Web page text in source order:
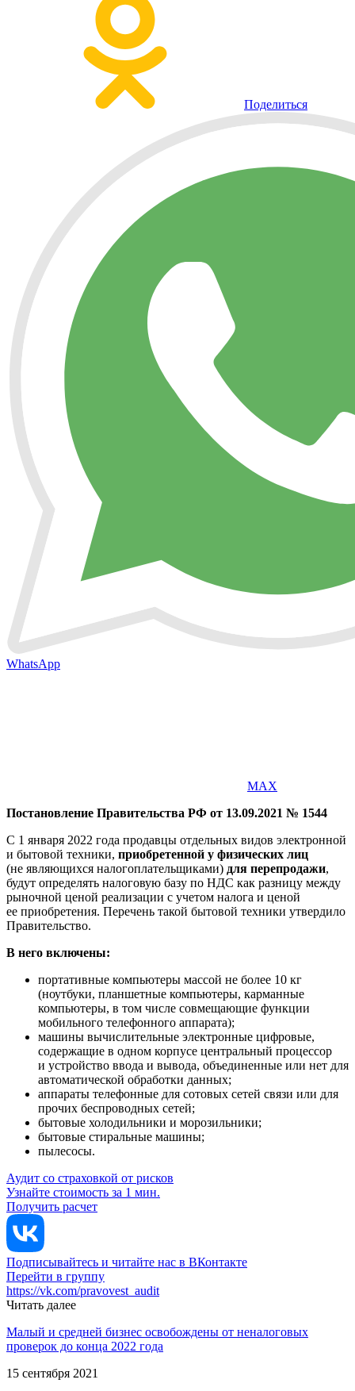
Поделиться
WhatsApp
MAX
Постановление Правительства РФ от 13.09.2021 № 1544
С 1 января 2022 года продавцы отдельных видов электронной
и бытовой техники, приобретенной у физических лиц
(не являющихся налогоплательщиками) для перепродажи,
будут определять налоговую базу по НДС как разницу между
рыночной ценой реализации с учетом налога и ценой
ее приобретения. Перечень такой бытовой техники утвердило
Правительство.
В него включены:
портативные компьютеры массой не более 10 кг
(ноутбуки, планшетные компьютеры, карманные
компьютеры, в том числе совмещающие функции
мобильного телефонного аппарата);
машины вычислительные электронные цифровые,
содержащие в одном корпусе центральный процессор
и устройство ввода и вывода, объединенные или нет для
автоматической обработки данных;
аппараты телефонные для сотовых сетей связи или для
прочих беспроводных сетей;
бытовые холодильники и морозильники;
бытовые стиральные машины;
пылесосы.
Аудит со страховкой от рисков
Узнайте стоимость за 1 мин.
Получить расчет
Подписывайтесь и читайте нас в ВКонтакте
Перейти в группу
https://vk.com/pravovest_audit
Читать далее
Малый и средней бизнес освобождены от неналоговых
проверок до конца 2022 года
15 сентября 2021